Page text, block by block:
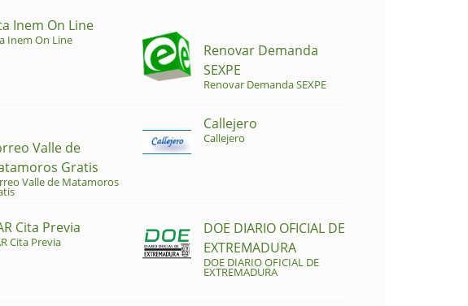
Inem On Line
Inem On Line
Renovar Demanda
SEXPE
Renovar Demanda SEXPE
Valle de
Gratis
Valle de Matamoros
Callejero
Callejero
Cita Previa
Cita Previa
DOE DIARIO OFICIAL DE
EXTREMADURA
DOE DIARIO OFICIAL DE
EXTREMADURA